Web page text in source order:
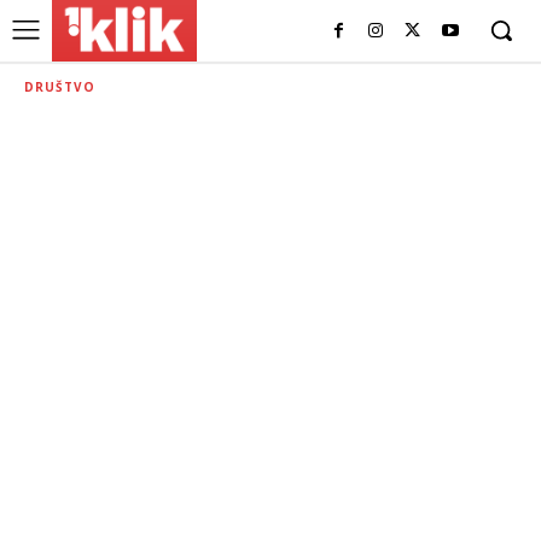
DRUŠTVO